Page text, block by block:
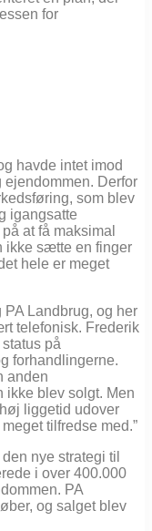
for
havde intet imod
ejendommen. Derfor
som blev
igangsatte
at få maksimal
ikke sætte en finger
hele er meget
Landbrug, og her
telefonisk. Frederik
på
forhandlingerne.
anden
blev solgt. Men
liggetid udover
tilfredse med.”
nye strategi til
i over 400.000
PA
og salget blev